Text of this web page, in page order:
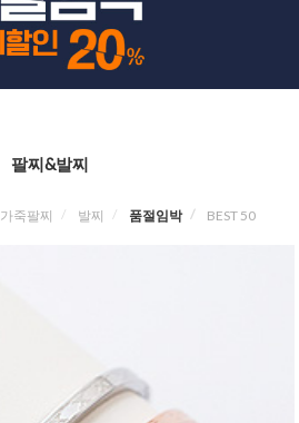
팔찌&발찌
가죽팔찌 발찌 품절임박 BEST 50